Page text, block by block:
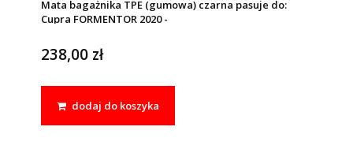
Mata bagażnika TPE (gumowa) czarna pasuje do:
Cupra FORMENTOR 2020 -
238,00 zł
dodaj do koszyka